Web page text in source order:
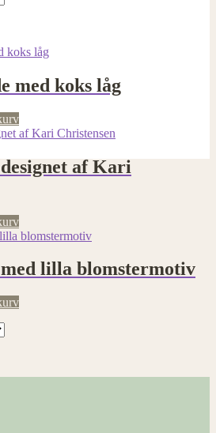
med koks låg
af Kari
med lilla blomstermotiv